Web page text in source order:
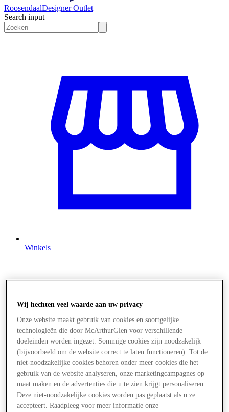
RoosendaalDesigner Outlet
Search input
Winkels
Wij hechten veel waarde aan uw privacy
Onze website maakt gebruik van cookies en soortgelijke
technologieën die door McArthurGlen voor verschillende
doeleinden worden ingezet. Sommige cookies zijn noodzakelijk
(bijvoorbeeld om de website correct te laten functioneren). Tot de
niet-noodzakelijke cookies behoren onder meer cookies die het
gebruik van de website analyseren, onze marketingcampagnes op
maat maken en de advertenties die u te zien krijgt personaliseren.
Deze niet-noodzakelijke cookies worden pas geplaatst als u ze
accepteert. Raadpleeg voor meer informatie onze